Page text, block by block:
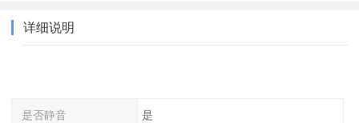
详细说明
是否静音 是